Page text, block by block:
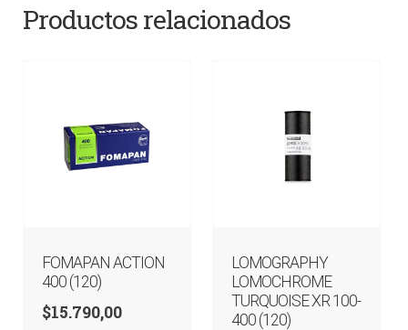
Productos relacionados
FOMAPAN ACTION
400 (120)
$15.790,00
LOMOGRAPHY
LOMOCHROME
TURQUOISE XR 100-
400 (120)